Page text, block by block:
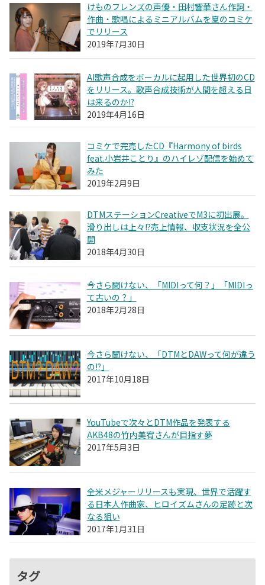
けものフレンズの声優・田村響華さん作詞・
作曲・歌唱によるミニアルバムを夏のコミケ
でリリース
2019年7月30日
AI歌声合成をボーカルに起用した世界初のCD
をリリース。歌声合成技術が人間を超える日
は来るのか!?
2019年4月16日
コミケで完売したCD『Harmony of birds
feat.小岩井ことり』のハイレゾ配信を始めて
みた
2019年2月9日
DTMステーションCreativeでM3に初出展。
滑り出しは上々!?売上情報、収支状況を全公
開
2018年4月30日
今さら聞けない、「MIDIって何？」「MIDIっ
て古いの？」
2018年2月28日
今さら聞けない、「DTMとDAWって何が違う
の!?」
2017年10月18日
YouTubeで次々とDTM作品を発表する
AKB48の竹内美宥さんが目指す夢
2017年5月3日
全米メジャーリリースも実現、世界で活躍す
る日本人作曲家、ヒロイズムさんの足跡と次
なる狙い
2017年1月31日
タグ